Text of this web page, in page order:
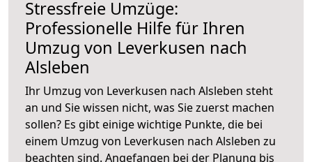
Stressfreie Umzüge:
Professionelle Hilfe für Ihren
Umzug von Leverkusen nach
Alsleben
Ihr Umzug von Leverkusen nach Alsleben steht
an und Sie wissen nicht, was Sie zuerst machen
sollen? Es gibt einige wichtige Punkte, die bei
einem Umzug von Leverkusen nach Alsleben zu
beachten sind. Angefangen bei der Planung bis